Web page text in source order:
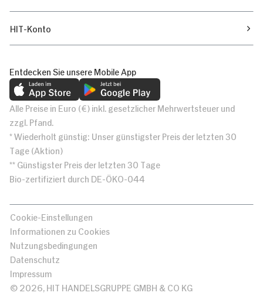
HIT-Konto
Entdecken Sie unsere Mobile App
Alle Preise in Euro (€) inkl. gesetzlicher Mehrwertsteuer und
zzgl. Pfand.
* Wiederholt günstig: Unser günstigster Preis der letzten 30
Tage (Aktion)
** Günstigster Preis der letzten 30 Tage
Bio-zertifiziert durch DE-ÖKO-044
Cookie-Einstellungen
Informationen zu Cookies
Nutzungsbedingungen
Datenschutz
Impressum
© 2026, HIT HANDELSGRUPPE GMBH & CO KG